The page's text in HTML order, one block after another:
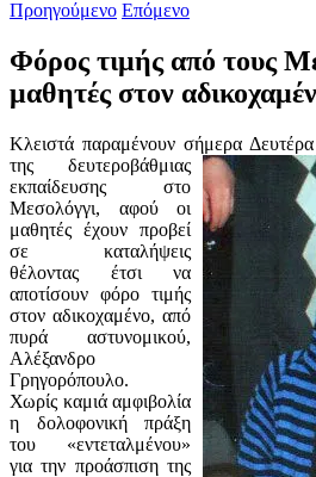
Προηγούμενο Επόμενο
Φόρος τιμής από τους
μαθητές στον
Κλειστά παραμένουν σήμερα
της δευτεροβάθμιας
εκπαίδευσης στο
Μεσολόγγι, αφού οι
μαθητές έχουν προβεί
σε καταλήψεις
θέλοντας έτσι να
αποτίσουν φόρο τιμής
στον αδικοχαμένο, από
πυρά αστυνομικού,
Αλέξανδρο
Γρηγορόπουλο.
Χωρίς καμιά αμφιβολία
η δολοφονική πράξη
του «εντεταλμένου»
για την προάσπιση της